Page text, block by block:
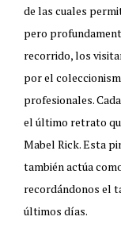
de las cuales
pero
recorrido, los
por el
profesionales.
el último retrato
Mabel Rick. Esta
también actúa
recordándonos el
últimos días.